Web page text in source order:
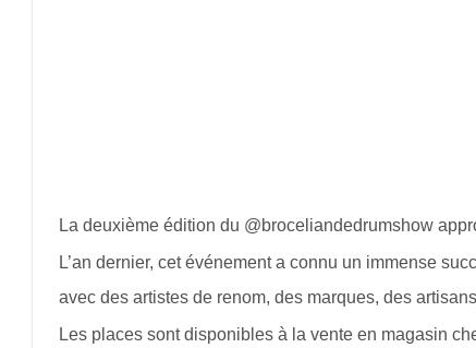
La deuxième édition du @broceliandedrumshow
L’an dernier, cet événement a connu un immense
avec des artistes de renom, des marques, des
Les places sont disponibles à la vente en magasin